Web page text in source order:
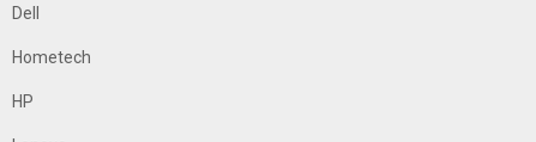
Dell
Hometech
HP